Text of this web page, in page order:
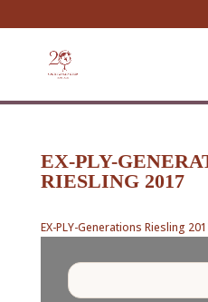
EX-PLY-
RIESLING 2017
EX-PLY-Generations Riesling